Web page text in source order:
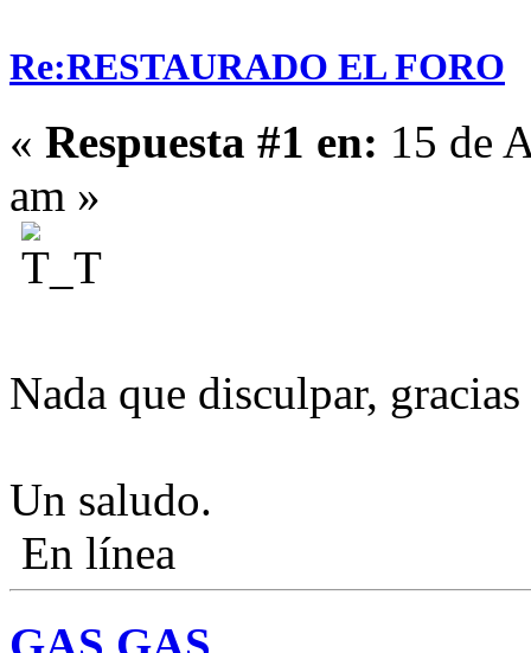
Re:RESTAURADO EL FORO
« Respuesta #1 en: 15 de
am »
Nada que disculpar,
Un saludo.
En línea